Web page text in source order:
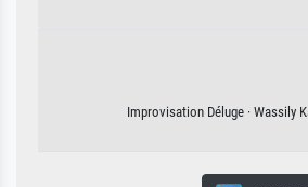
Improvisation Déluge · Wassily